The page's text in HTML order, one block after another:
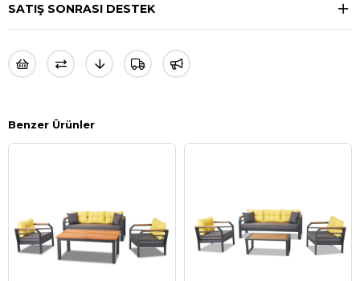
SATIŞ SONRASI DESTEK
Benzer Ürünler